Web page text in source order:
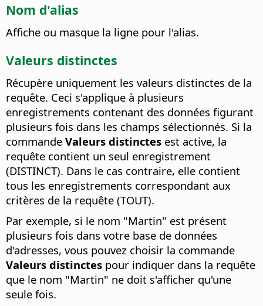
Nom d'alias
Affiche ou masque la ligne pour l'alias.
Valeurs distinctes
Récupère uniquement les valeurs distinctes de la
requête. Ceci s'applique à plusieurs
enregistrements contenant des données figurant
plusieurs fois dans les champs sélectionnés. Si la
commande Valeurs distinctes est active, la
requête contient un seul enregistrement
(DISTINCT). Dans le cas contraire, elle contient
tous les enregistrements correspondant aux
critères de la requête (TOUT).
Par exemple, si le nom "Martin" est présent
plusieurs fois dans votre base de données
d'adresses, vous pouvez choisir la commande
Valeurs distinctes pour indiquer dans la requête
que le nom "Martin" ne doit s'afficher qu'une
seule fois.